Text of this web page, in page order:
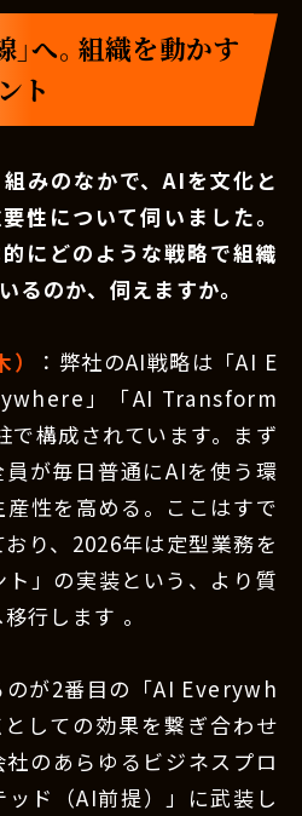
」へ。組織を動かす
ト
みのなかで、AIを文化と
性について伺いました。
にどのような戦略で組織
るのか、伺えますか。
：弊社のAI戦略は「AI E
」「AI Transform
構成されています。まず
が毎日普通にAIを使う環
性を高める。ここはすで
り、2026年は定型業務を
」の実装という、より質
行します 。
のが2番目の「AI Everywh
しての効果を繋ぎ合わせ
のあらゆるビジネスプロ
ド（AI前提）」に武装し